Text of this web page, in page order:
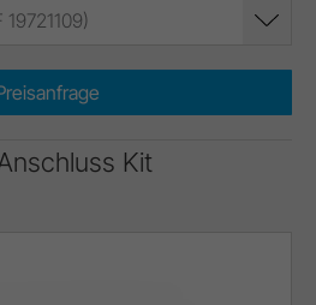
Kit